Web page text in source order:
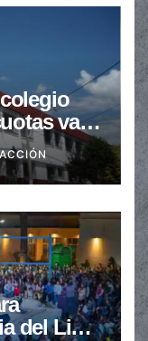
van
del Libro